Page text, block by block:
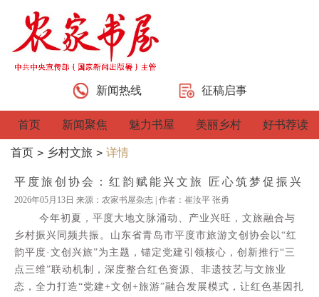
新闻热线 征稿启事
首页 新闻聚焦 魅力书屋 美丽乡村 好书荐读
首页 > 乡村文旅 > 详情
平度旅创协会：红韵赋能兴文旅 匠心筑梦促振兴
2026年05月13日 来源：农家书屋杂志 | 作者：崔汝平 张勇
今年初夏，平度大地文脉涌动、产业兴旺，文旅融合与
乡村振兴同频共振。山东省青岛市平度市旅游文创协会以“红
韵平度·文创兴旅”为主题，锚定党建引领核心，创新推行“三
点三维”联动机制，深度整合红色资源、非遗技艺与文旅业
态，全力打造“党建+文创+旅游”融合发展模式，让红色基因扎